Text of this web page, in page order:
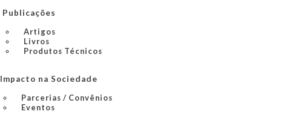
Publicações
Artigos
Livros
Produtos Técnicos
Impacto na Sociedade
Parcerias / Convênios
Eventos